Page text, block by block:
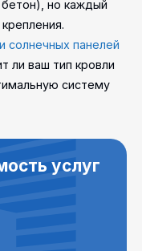
но каждый
солнечных панелей
ли ваш тип кровли
систему
услуг